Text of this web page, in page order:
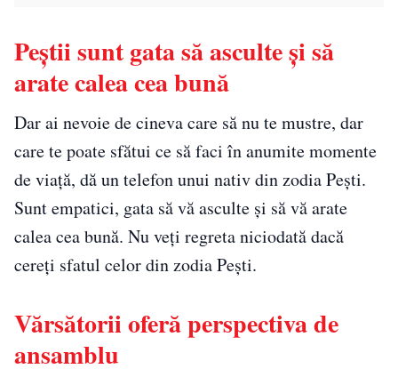
Peștii sunt gata să asculte și să
arate calea cea bună
Dar ai nevoie de cineva care să nu te mustre, dar
care te poate sfătui ce să faci în anumite momente
de viață, dă un telefon unui nativ din zodia Pești.
Sunt empatici, gata să vă asculte și să vă arate
calea cea bună. Nu veți regreta niciodată dacă
cereți sfatul celor din zodia Pești.
Vărsătorii oferă perspectiva de
ansamblu